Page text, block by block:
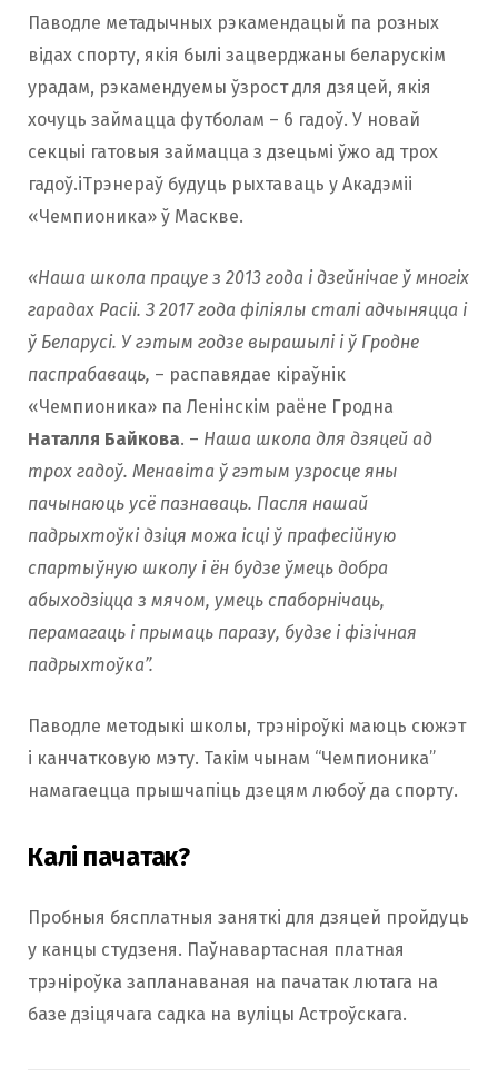
Паводле метадычных рэкамендацый па розных
відах спорту, якія былі зацверджаны беларускім
урадам, рэкамендуемы ўзрост для дзяцей, якія
хочуць займацца футболам – 6 гадоў. У новай
секцыі гатовыя займацца з дзецьмі ўжо ад трох
гадоў.іТрэнераў будуць рыхтаваць у Акадэміі
«Чемпионика» ў Маскве.
«Наша школа працуе з 2013 года і дзейнічае ў многіх
гарадах Расіі. З 2017 года філіялы сталі адчыняцца і
ў Беларусі. У гэтым годзе вырашылі і ў Гродне
паспрабаваць, – распавядае кіраўнік
«Чемпионика» па Ленінскім раёне Гродна
Наталля Байкова. – Наша школа для дзяцей ад
трох гадоў. Менавіта ў гэтым узросце яны
пачынаюць усё пазнаваць. Пасля нашай
падрыхтоўкі дзіця можа ісці ў прафесійную
спартыўную школу і ён будзе ўмець добра
абыходзіцца з мячом, умець спаборнічаць,
перамагаць і прымаць паразу, будзе і фізічная
падрыхтоўка”.
Паводле методыкі школы, трэніроўкі маюць сюжэт
і канчатковую мэту. Такім чынам “Чемпионика”
намагаецца прышчапіць дзецям любоў да спорту.
Калі пачатак?
Пробныя бясплатныя заняткі для дзяцей пройдуць
у канцы студзеня. Паўнавартасная платная
трэніроўка запланаваная на пачатак лютага на
базе дзіцячага садка на вуліцы Астроўскага.